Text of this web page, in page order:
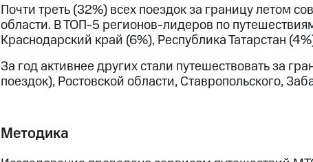
Почти треть (32%) всех поездок за границу летом
области. В ТОП-5 регионов-лидеров по
Краснодарский край (6%), Республика Татарстан
За год активнее других стали путешествовать за
поездок), Ростовской области, Ставропольского,
Методика